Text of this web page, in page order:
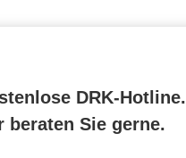
DRK-Hotline.
beraten Sie gerne.